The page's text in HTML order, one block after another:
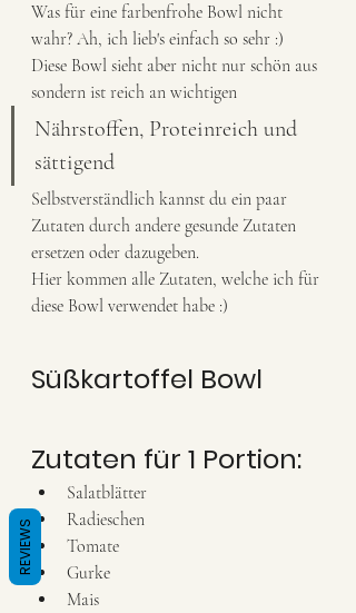
Was für eine farbenfrohe Bowl nicht
wahr? Ah, ich lieb's einfach so sehr :)
Diese Bowl sieht aber nicht nur schön aus
sondern ist reich an wichtigen
Nährstoffen, Proteinreich und
sättigend
Selbstverständlich kannst du ein paar
Zutaten durch andere gesunde Zutaten
ersetzen oder dazugeben.
Hier kommen alle Zutaten, welche ich für
diese Bowl verwendet habe :)
Süßkartoffel Bowl
Zutaten für 1 Portion:
Salatblätter
Radieschen
Tomate
Gurke
Mais
REVIEWS